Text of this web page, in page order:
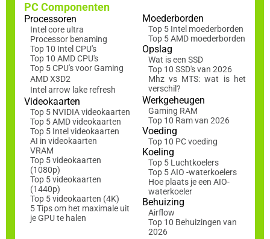
PC Componenten
Processoren
Intel core ultra
Processor benaming
Top 10 Intel CPU's
Top 10 AMD CPU's
Top 5 CPU's voor Gaming
AMD X3D2
Intel arrow lake refresh
Videokaarten
Top 5 NVIDIA videokaarten
Top 5 AMD videokaarten
Top 5 Intel videokaarten
AI in videokaarten
VRAM
Top 5 videokaarten
(1080p)
Top 5 videokaarten
(1440p)
Top 5 videokaarten (4K)
5 Tips om het maximale uit
je GPU te halen
Moederborden
Top 5 Intel moederborden
Top 5 AMD moederborden
Opslag
Wat is een SSD
Top 10 SSD's van 2026
Mhz vs MTS: wat is het
verschil?
Werkgeheugen
Gaming RAM
Top 10 Ram van 2026
Voeding
Top 10 PC voeding
Koeling
Top 5 Luchtkoelers
Top 5 AIO -waterkoelers
Hoe plaats je een AIO-
waterkoeler
Behuizing
Airflow
Top 10 Behuizingen van
2026